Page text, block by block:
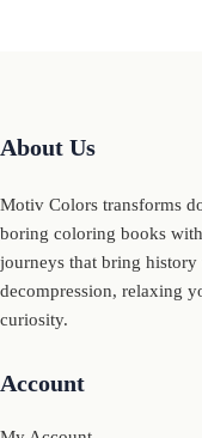
About Us
Motiv Colors transforms
boring coloring books
journeys that bring
decompression, relaxing
curiosity.
Account